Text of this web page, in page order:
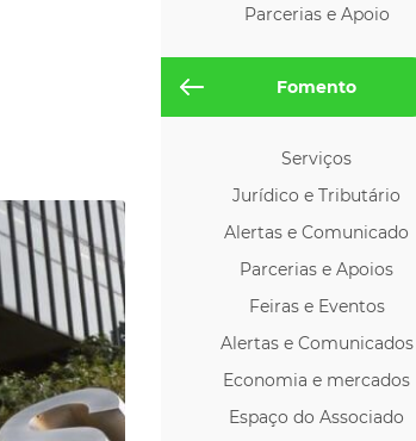
Parcerias e Apoio
Fomento
Serviços
Jurídico e Tributário
Alertas e Comunicado
Parcerias e Apoios
Feiras e Eventos
Alertas e Comunicados
Economia e mercados
Espaço do Associado